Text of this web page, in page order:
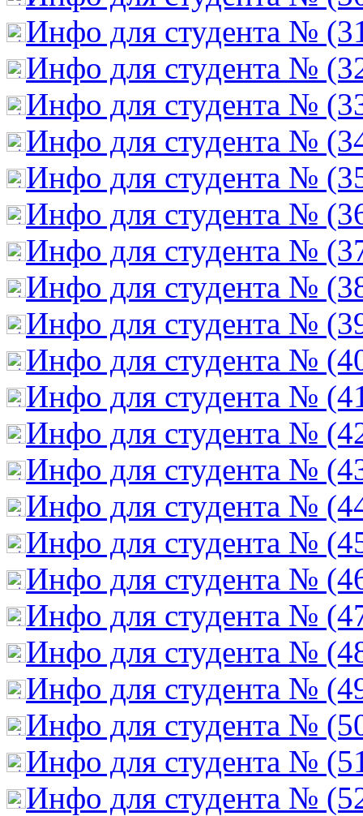
Инфо для студента №
Инфо для студента №
Инфо для студента №
Инфо для студента №
Инфо для студента №
Инфо для студента №
Инфо для студента №
Инфо для студента №
Инфо для студента №
Инфо для студента №
Инфо для студента №
Инфо для студента №
Инфо для студента №
Инфо для студента №
Инфо для студента №
Инфо для студента №
Инфо для студента №
Инфо для студента №
Инфо для студента №
Инфо для студента №
Инфо для студента №
Инфо для студента №